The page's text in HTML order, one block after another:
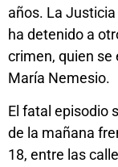
años. La
ha detenido a
crimen, quien se
María Nemesio.
El fatal episodio
de la mañana
18, entre las